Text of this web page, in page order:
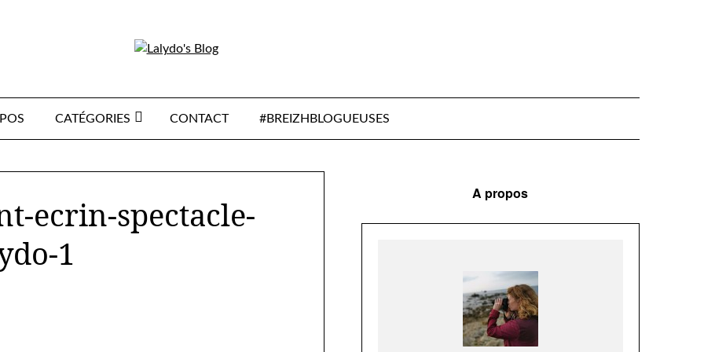
CATÉGORIES CONTACT #BREIZHBLOGUEUSES
ecrin-spectacle-
1
A propos